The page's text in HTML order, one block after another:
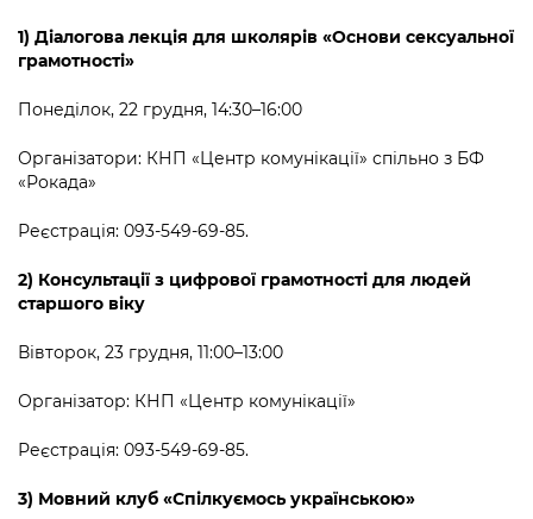
Київська міська військова адміністрація
1) Діалогова лекція для школярів «Основи сексуальної
грамотності»
Понеділок, 22 грудня, 14:30–16:00
Організатори: КНП «Центр комунікації» спільно з БФ
«Рокада»
Реєстрація: 093-549-69-85.
2) Консультації з цифрової грамотності для людей
старшого віку
Вівторок, 23 грудня, 11:00–13:00
Організатор: КНП «Центр комунікації»
Реєстрація: 093-549-69-85.
3) Мовний клуб «Спілкуємось українською»